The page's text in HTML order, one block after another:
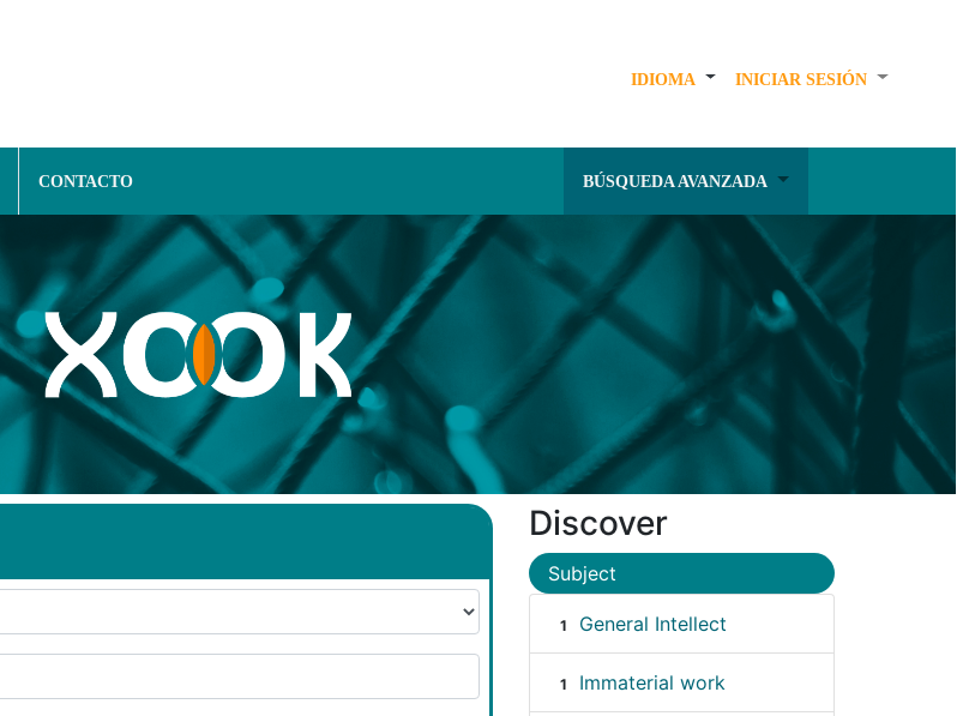
IDIOMA INICIAR SESIÓN
CONTACTO BÚSQUEDA AVANZADA
Discover
Subject
1 General Intellect
1 Immaterial work